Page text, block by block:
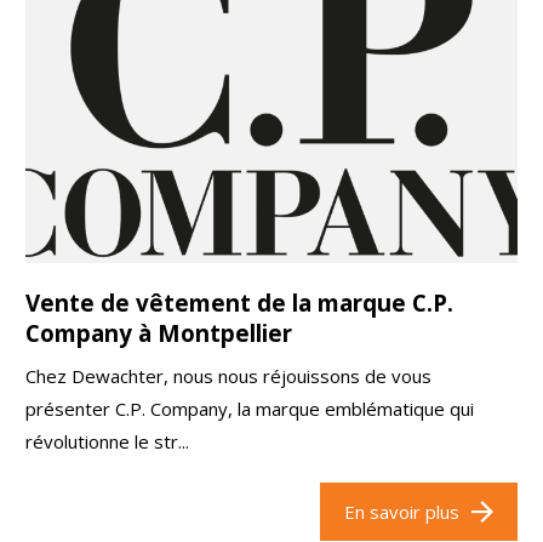
Vente de vêtement de la marque C.P.
Company à Montpellier
Chez Dewachter, nous nous réjouissons de vous
présenter C.P. Company, la marque emblématique qui
révolutionne le str...
En savoir plus